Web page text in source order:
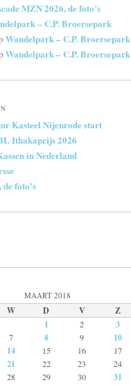
MZN 2026, de foto’s
– C.P. Broersepark
Wandelpark – C.P. Broersepark
Wandelpark – C.P. Broersepark
Kasteel Nijenrode start
Ithakaprijs 2026
in Nederland
foto’s
MAART 2018
W D V Z
1
2 3
7 8 9 10
14 15 16 17
21 22 23 24
28 29 30
31